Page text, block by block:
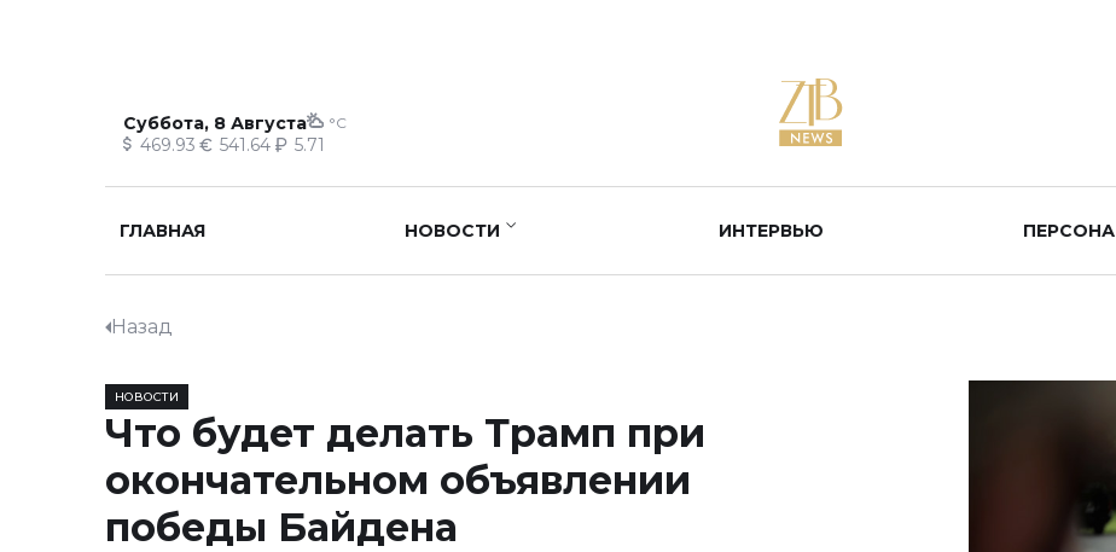
Суббота, 8 Августа °C
469.93 541.64 5.71
ГЛАВНАЯ НОВОСТИ ИНТЕРВЬЮ ПЕРСОНА
Назад
НОВОСТИ
Что будет делать Трамп при
окончательном объявлении
победы Байдена